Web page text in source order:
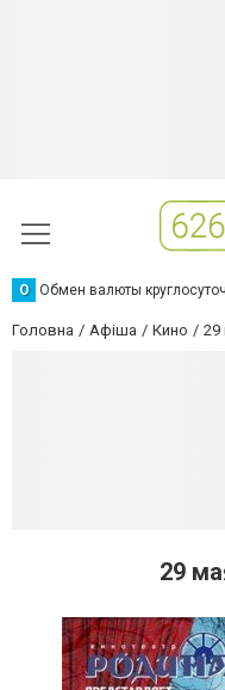
О Обмен валюты
Головна Афіша Кино 29
29